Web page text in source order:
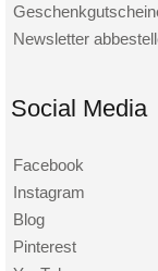
Newsletter
Social Media
Facebook
Instagram
Blog
Pinterest